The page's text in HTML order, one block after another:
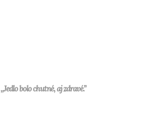
,,Jedlo bolo chutné, aj zdravé.”